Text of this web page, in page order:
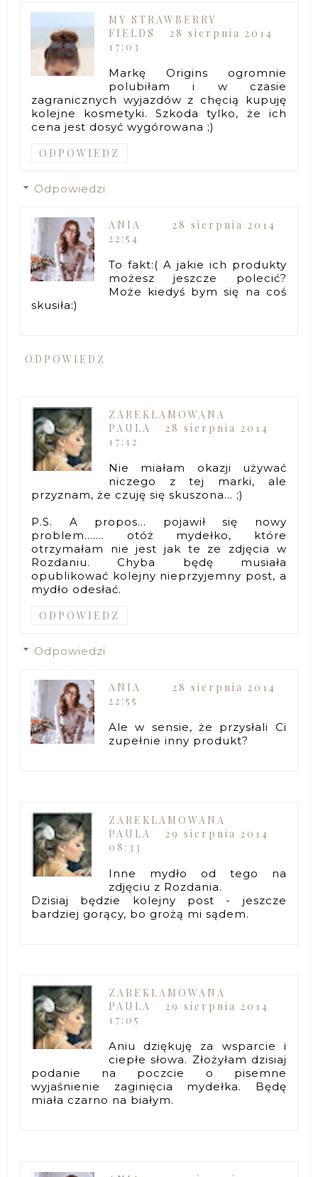
MY STRAWBERRY
FIELDS
28 sierpnia 2014
17:03
Markę Origins ogromnie
polubiłam i w czasie
zagranicznych wyjazdów z chęcią kupuję
kolejne kosmetyki. Szkoda tylko, że ich
cena jest dosyć wygórowana ;)
ODPOWIEDZ
Odpowiedzi
ANIA
28 sierpnia 2014
22:54
To fakt:( A jakie ich produkty
możesz jeszcze polecić?
Może kiedyś bym się na coś
skusiła:)
ODPOWIEDZ
ZAREKLAMOWANA
PAULA
28 sierpnia 2014
17:12
Nie miałam okazji używać
niczego z tej marki, ale
przyznam, że czuję się skuszona... ;)
P.S. A propos... pojawił się nowy
problem....... otóż mydełko, które
otrzymałam nie jest jak te ze zdjęcia w
Rozdaniu. Chyba będę musiała
opublikować kolejny nieprzyjemny post, a
mydło odesłać.
ODPOWIEDZ
Odpowiedzi
ANIA
28 sierpnia 2014
22:55
Ale w sensie, że przysłali Ci
zupełnie inny produkt?
ZAREKLAMOWANA
PAULA
29 sierpnia 2014
08:33
Inne mydło od tego na
zdjęciu z Rozdania.
Dzisiaj będzie kolejny post - jeszcze
bardziej gorący, bo grożą mi sądem.
ZAREKLAMOWANA
PAULA
29 sierpnia 2014
17:05
Aniu dziękuję za wsparcie i
ciepłe słowa. Złożyłam dzisiaj
podanie na poczcie o pisemne
wyjaśnienie zaginięcia mydełka. Będę
miała czarno na białym.